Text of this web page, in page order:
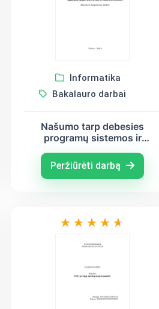
Informatika
Bakalauro darbai
Našumo tarp debesies
programų sistemos ir
aplinkose
Peržiūrėti darbą